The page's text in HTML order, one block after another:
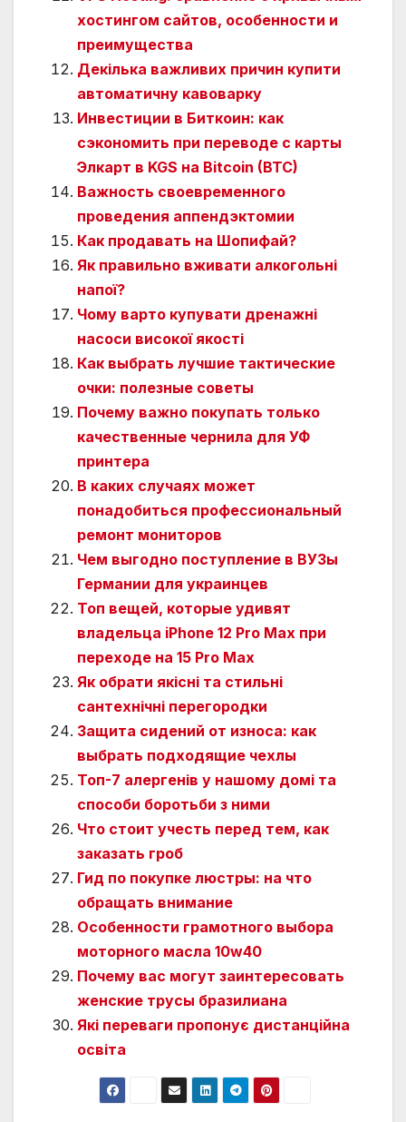
хостингом сайтов, особенности и
преимущества
Декілька важливих причин купити
автоматичну кавоварку
Инвестиции в Биткоин: как
сэкономить при переводе с карты
Элкарт в KGS на Bitcoin (BTC)
Важность своевременного
проведения аппендэктомии
Как продавать на Шопифай?
Як правильно вживати алкогольні
напої?
Чому варто купувати дренажні
насоси високої якості
Как выбрать лучшие тактические
очки: полезные советы
Почему важно покупать только
качественные чернила для УФ
принтера
В каких случаях может
понадобиться профессиональный
ремонт мониторов
Чем выгодно поступление в ВУЗы
Германии для украинцев
Топ вещей, которые удивят
владельца iPhone 12 Pro Max при
переходе на 15 Pro Max
Як обрати якісні та стильні
сантехнічні перегородки
Защита сидений от износа: как
выбрать подходящие чехлы
Топ-7 алергенів у нашому домі та
способи боротьби з ними
Что стоит учесть перед тем, как
заказать гроб
Гид по покупке люстры: на что
обращать внимание
Особенности грамотного выбора
моторного масла 10w40
Почему вас могут заинтересовать
женские трусы бразилиана
Які переваги пропонує дистанційна
освіта